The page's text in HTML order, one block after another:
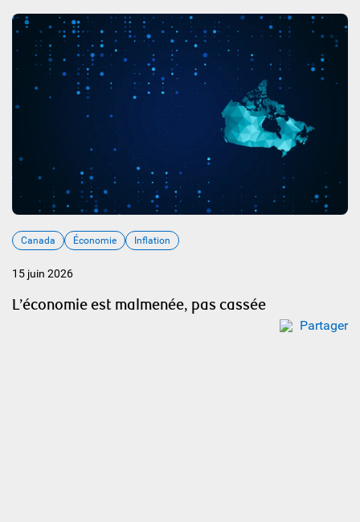
Canada Économie Inflation
15 juin 2026
L’économie est malmenée, pas cassée
Partager